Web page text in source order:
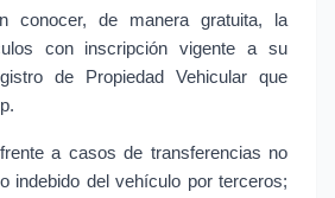
conocer, de manera gratuita, la
con inscripción vigente a su
de Propiedad Vehicular que
a casos de transferencias no
indebido del vehículo por terceros;